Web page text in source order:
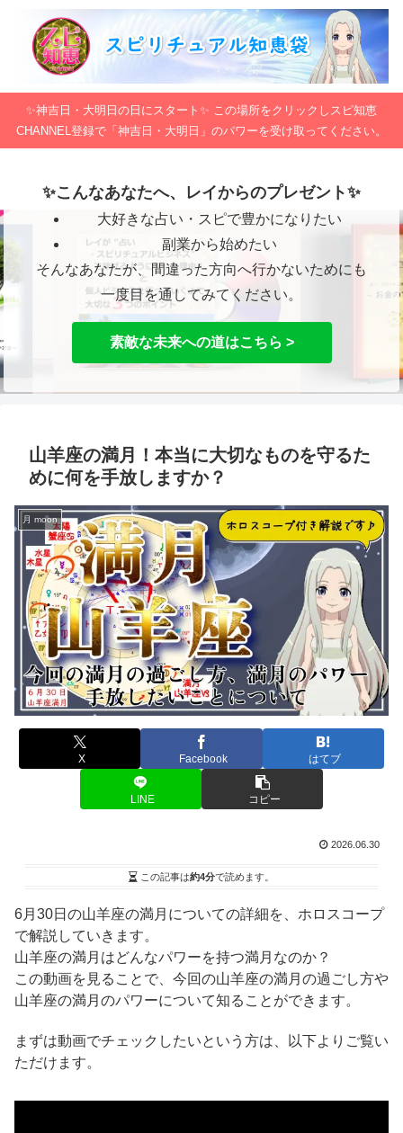
✨神吉日・大明日の日にスタート✨ この場所をクリックしスピ知恵
CHANNEL登録で「神吉日・大明日」のパワーを受け取ってください。
✨こんなあなたへ、レイからのプレゼント✨
大好きな占い・スピで豊かになりたい
副業から始めたい
そんなあなたが、間違った方向へ行かないためにも
一度目を通してみてください。
素敵な未来への道はこちら >
山羊座の満月！本当に大切なものを守るた
めに何を手放しますか？
月 moon
X Facebook はてブ
LINE コピー
2026.06.30
この記事は約4分で読めます。
6月30日の山羊座の満月についての詳細を、ホロスコープ
で解説していきます。
山羊座の満月はどんなパワーを持つ満月なのか？
この動画を見ることで、今回の山羊座の満月の過ごし方や
山羊座の満月のパワーについて知ることができます。
まずは動画でチェックしたいという方は、以下よりご覧い
ただけます。